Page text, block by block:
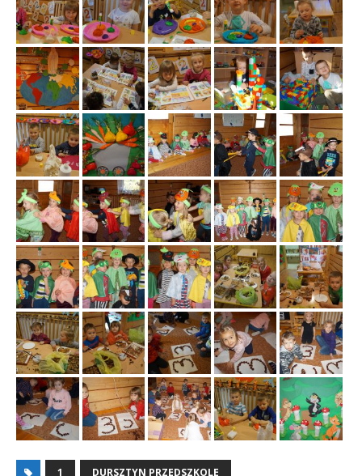
1 DURSZTYN PRZEDSZKOLE